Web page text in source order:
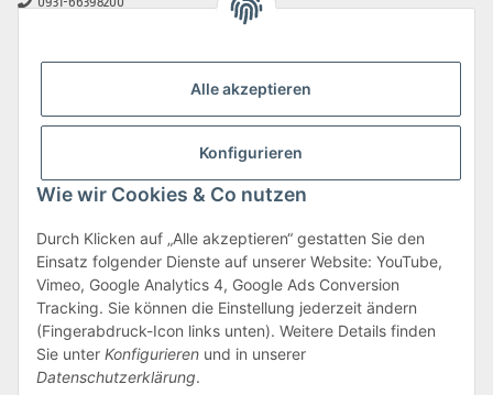
Alle akzeptieren
Konfigurieren
Wie wir Cookies & Co nutzen
Durch Klicken auf „Alle akzeptieren“ gestatten Sie den
Einsatz folgender Dienste auf unserer Website: YouTube,
Vimeo, Google Analytics 4, Google Ads Conversion
Tracking. Sie können die Einstellung jederzeit ändern
(Fingerabdruck-Icon links unten). Weitere Details finden
Sie unter Konfigurieren und in unserer
Datenschutzerklärung.
info@beamerlampe-guenstiger.de
Sicher Einkaufen